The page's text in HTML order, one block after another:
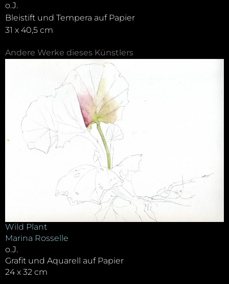
o.J.
Bleistift und Tempera auf Papier
31 x 40,5 cm
Andere Werke dieses Künstlers
Wild Plant
Marina Rosselle
o.J.
Grafit und Aquarell auf Papier
24 x 32 cm